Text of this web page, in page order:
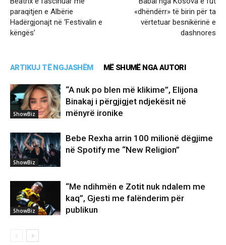
paraqitjen e Albërie
Hadërgjonajt në ‘Festivalin e
këngës’
«dhëndërr» të birin për ta
vërtetuar besnikërinë e
dashnores
ARTIKUJ TË NGJASHËM MË SHUMË NGA AUTORI
ShowBiz
“A nuk po blen më klikime”, Elijona
Binakaj i përgjigjet ndjekësit në
mënyrë ironike
ShowBiz
Bebe Rexha arrin 100 milionë dëgjime
në Spotify me “New Religion”
ShowBiz
“Me ndihmën e Zotit nuk ndalem me
kaq”, Gjesti me falënderim për
publikun